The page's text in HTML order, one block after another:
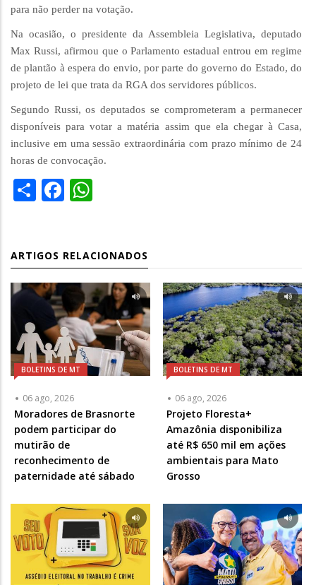
para não perder na votação.
Na ocasião, o presidente da Assembleia Legislativa, deputado
Max Russi, afirmou que o Parlamento estadual entrou em regime
de plantão à espera do envio, por parte do governo do Estado, do
projeto de lei que trata da RGA dos servidores públicos.
Segundo Russi, os deputados se comprometeram a permanecer
disponíveis para votar a matéria assim que ela chegar à Casa,
inclusive em uma sessão extraordinária com prazo mínimo de 24
horas de convocação.
ShareFacebook
ARTIGOS RELACIONADOS
BOLETINS DE MT
06 ago, 2026
Moradores de Brasnorte
podem participar do
mutirão de
reconhecimento de
paternidade até sábado
BOLETINS DE MT
06 ago, 2026
Projeto Floresta+
Amazônia disponibiliza
até R$ 650 mil em ações
ambientais para Mato
Grosso